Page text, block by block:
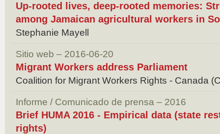
Up-rooted lives, deep-rooted memories:
among Jamaican agricultural workers in
Stephanie Mayell
Sitio web – 2016-06-20
Migrant Workers address Parliament
Coalition for Migrant Workers Rights - Canada
Informe / Comunicado de prensa – 2016
Brief HUMA 2016 - Empirical data (state
rights)